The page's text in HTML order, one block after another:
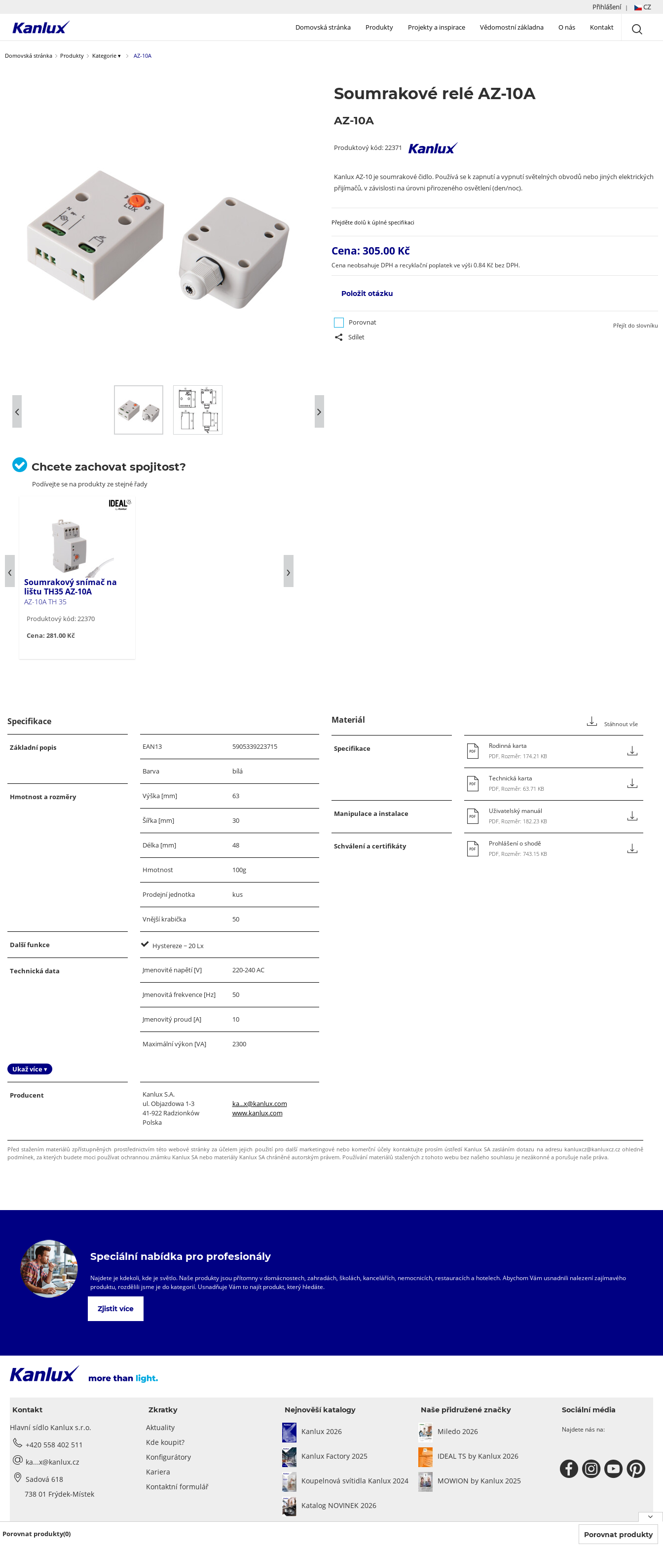
Přihlášení | CZ
Strona
Kanlux
Domovská stránka Produkty Projekty a inspirace Vědomostní základna O nás Kontakt
Domovská stránka Produkty Kategorie ▾ AZ-10A
Soumrakové relé AZ-10A
AZ-10A
Produktový kód: 22371
Kanlux AZ-10 je soumrakové čidlo. Používá se k zapnutí a vypnutí světelných obvodů nebo jiných elektrických
přijímačů, v závislosti na úrovni přirozeného osvětlení (den/noc).
Přejděte dolů k úplné specifikaci
Cena: 305.00 Kč
Cena neobsahuje DPH a recyklační poplatek ve výši 0.84 Kč bez DPH.
Položit otázku
Porovnat
Sdílet
Přejít do slovníku
Chcete zachovat spojitost?
Podívejte se na produkty ze stejné řady
Soumrakový snímač na
lištu TH35 AZ-10A
AZ-10A TH 35
Produktový kód: 22370
Cena: 281.00 Kč
Specifikace
Základní popis EAN13 5905339223715
Barva bílá
Hmotnost a rozměry Výška [mm] 63
Šířka [mm] 30
Délka [mm] 48
Hmotnost 100g
Prodejní jednotka kus
Vnější krabička 50
Další funkce Hystereze ~ 20 Lx
Technická data Jmenovité napětí [V] 220-240 AC
Jmenovitá frekvence [Hz] 50
Jmenovitý proud [A] 10
Maximální výkon [VA] 2300
Ukaž více ▾
Producent
Kanlux S.A.
ul. Objazdowa 1-3
41-922 Radzionków
Polska
ka...x@kanlux.com
www.kanlux.com
Materiál Stáhnout vše
Specifikace Rodinná karta
PDF, Rozměr: 174.21 KB
Technická karta
PDF, Rozměr: 63.71 KB
Manipulace a instalace Uživatelský manuál
PDF, Rozměr: 182.23 KB
Schválení a certifikáty Prohlášení o shodě
PDF, Rozměr: 743.15 KB
Před stažením materiálů zpřístupněných prostřednictvím této webové stránky za účelem jejich použití pro další marketingové nebo komerční účely kontaktujte prosím ústředí Kanlux SA zasláním dotazu na adresu kanluxcz@kanluxcz.cz ohledně
podmínek, za kterých budete moci používat ochrannou známku Kanlux SA nebo materiály Kanlux SA chráněné autorským právem. Používání materiálů stažených z tohoto webu bez našeho souhlasu je nezákonné a porušuje naše práva.
Speciální nabídka pro profesionály
Najdete je kdekoli, kde je světlo. Naše produkty jsou přítomny v domácnostech, zahradách, školách, kancelářích, nemocnicích, restauracích a hotelech. Abychom Vám usnadnili nalezení zajímavého
produktu, rozdělili jsme je do kategorií. Usnadňuje Vám to najít produkt, který hledáte.
Zjistit více
Kontakt
Hlavní sídlo Kanlux s.r.o.
+420 558 402 511
ka...x@kanlux.cz
Sadová 618
738 01 Frýdek-Místek
Zkratky
Aktuality
Kde koupit?
Konfigurátory
Kariera
Kontaktní formulář
Nejnověší katalogy
Kanlux 2026
Kanlux Factory 2025
Koupelnová svítidla Kanlux 2024
Katalog NOVINEK 2026
Naše přidružené značky
Miledo 2026
IDEAL TS by Kanlux 2026
MOWION by Kanlux 2025
Sociální média
Najdete nás na:
© 2026 Kanlux SA |
Porovnat produkty(0) Porovnat produkty